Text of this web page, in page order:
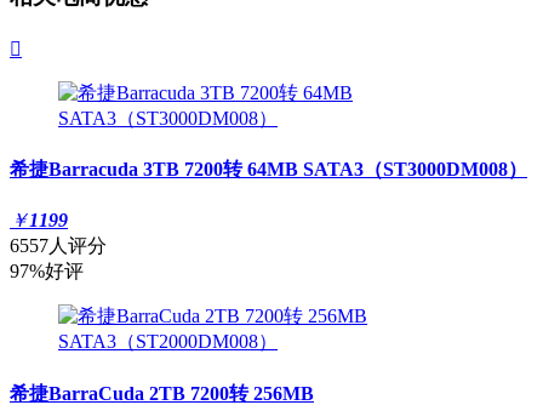

希捷Barracuda 3TB 7200转 64MB SATA3（ST3000DM008）
￥1199
6557人评分
97%好评
希捷BarraCuda 2TB 7200转 256MB